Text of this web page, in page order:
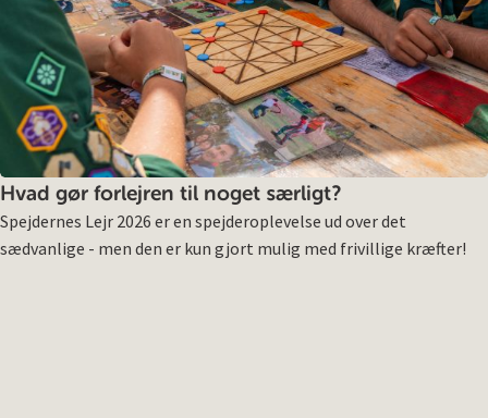
Hvad gør forlejren til noget særligt?
Spejdernes Lejr 2026 er en spejderoplevelse ud over det
sædvanlige - men den er kun gjort mulig med frivillige kræfter!